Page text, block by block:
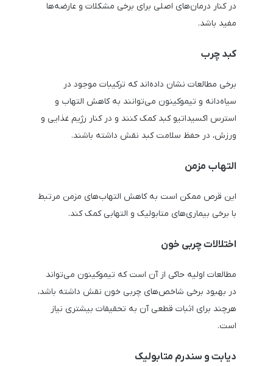
در کنار درمان‌های اصلی برای برخی مشکلات و عارضه‌ها
مفید باشد.
کبد چرب
برخی مطالعات نشان داده‌اند که ترکیبات موجود در
سیاه‌دانه و تیموکینون می‌توانند به کاهش التهاب و
استرس اکسیداتیو کبد کمک کنند و در کنار رژیم غذایی و
ورزش، در حفظ سلامت کبد نقش داشته باشند.
التهاب مزمن
این قرص ممکن است به کاهش التهاب‌های مزمن مرتبط
با برخی بیماری‌های متابولیک و التهابی کمک کند.
اختلالات چربی خون
مطالعات اولیه حاکی از آن است که تیموکینون می‌تواند
در بهبود برخی شاخص‌های چربی خون نقش داشته باشد،
هرچند برای اثبات قطعی آن به تحقیقات بیشتری نیاز
است.
دیابت و سندرم متابولیک